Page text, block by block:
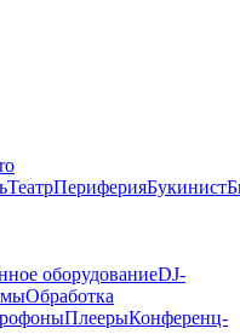
ТеатрПериферияБукинист
оборудованиеDJ-
Обработка
ПлеерыКонференц-